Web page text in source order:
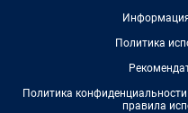
Политика
Политика
правила